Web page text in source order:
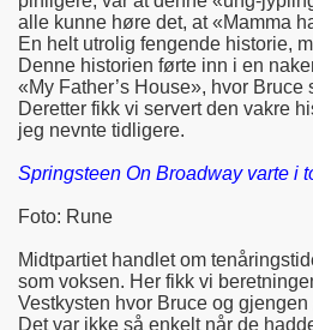
alle kunne høre det, at «Mamma
En helt utrolig fengende historie,
Denne historien førte inn i en
«My Father’s House», hvor Bruce
Deretter fikk vi servert den vakre
jeg nevnte tidligere.
Springsteen On Broadway varte i
Foto: Rune
Midtpartiet handlet om
som voksen. Her fikk vi
Vestkysten hvor Bruce og
Det var ikke så enkelt når de